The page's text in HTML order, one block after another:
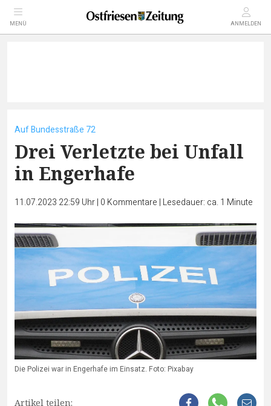
MENÜ ANMELDEN
Auf Bundesstraße 72
Drei Verletzte bei Unfall
in Engerhafe
11.07.2023 22:59 Uhr| 0 Kommentare | Lesedauer: ca. 1 Minute
Die Polizei war in Engerhafe im Einsatz. Foto: Pixabay
Artikel teilen: